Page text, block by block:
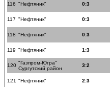
116 "Нефтяник" 0:3
117 "Нефтяник" 0:3
118 "Нефтяник" 0:3
119 "Нефтяник" 1:3
120 "Газпром-Югра"
Сургутский район
3:2
121 "Нефтяник" 2:3